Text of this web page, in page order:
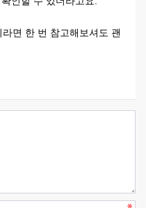
면 한 번 참고해보셔도 괜